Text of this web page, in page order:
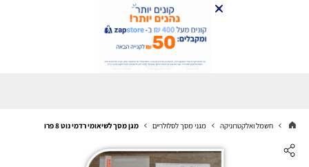
חשמל ואלקטרוניקה מגני מסך לסלולריים מגן מסך לשיאומי רדמי נוט 8 פרו